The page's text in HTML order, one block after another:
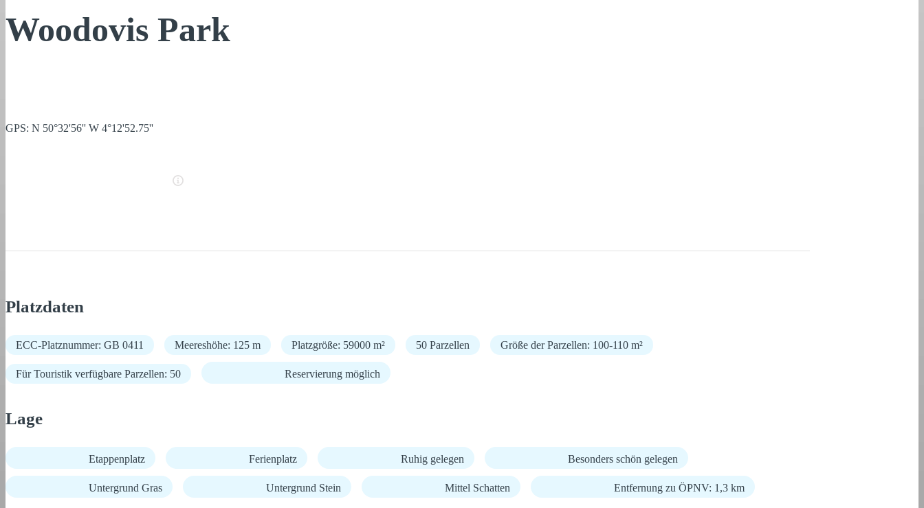
Woodovis Park
GPS: N 50°32'56'' W 4°12'52.75''
Platzdaten
ECC-Platznummer: GB 0411 Meereshöhe: 125 m Platzgröße: 59000 m² 50 Parzellen Größe der Parzellen: 100-110 m²
Für Touristik verfügbare Parzellen: 50 Reservierung möglich
Lage
Etappenplatz Ferienplatz Ruhig gelegen Besonders schön gelegen
Untergrund Gras Untergrund Stein Mittel Schatten Entfernung zu ÖPNV: 1,3 km